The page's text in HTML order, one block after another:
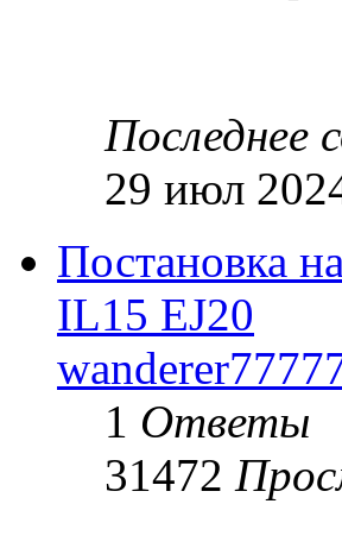
Последнее
29 июл
Постановка
IL15 EJ20
1 Ответы
31472